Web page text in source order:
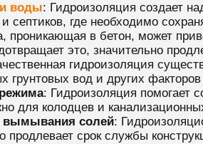
воды: Гидроизоляция создает
септиков, где необходимо
проникающая в бетон, может
это, значительно
гидроизоляция
грунтовых вод и других
: Гидроизоляция помогает
для колодцев и
солей:
продлевает срок службы